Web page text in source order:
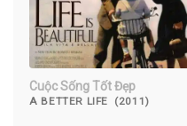
Cuộc Sống Tốt Đẹp
A BETTER LIFE (2011)